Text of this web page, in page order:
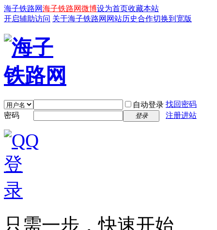
海子铁路网海子铁路网微博设为首页收藏本站
开启辅助访问 关于海子铁路网 网站历史合作切换到宽版
自动登录 找回密码
密码
登录 注册进站
只需一步，快速开始